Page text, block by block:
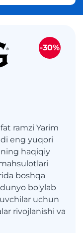
ramzi Yarim
eng yuqori
haqiqiy
boshqa
bo'ylab
uchun
rivojlanishi va
-30%